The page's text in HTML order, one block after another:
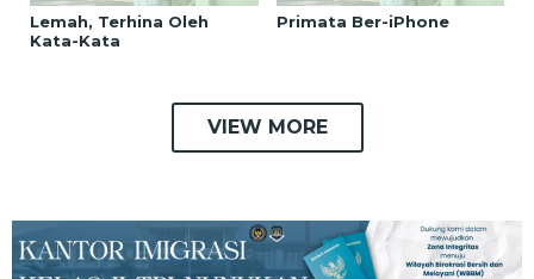
Lemah, Terhina Oleh
Kata-Kata
Primata Ber-iPhone
VIEW MORE